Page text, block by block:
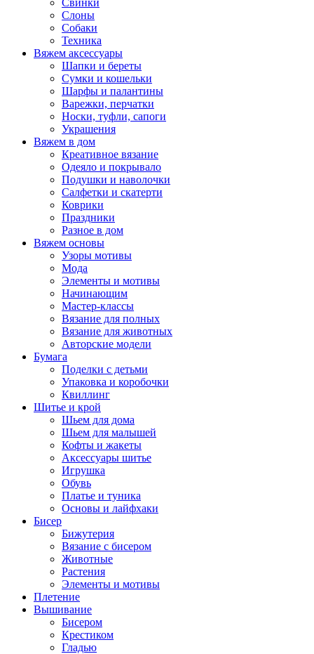
Свинки
Слоны
Собаки
Техника
Вяжем аксессуары
Шапки и береты
Сумки и кошельки
Шарфы и палантины
Варежки, перчатки
Носки, туфли, сапоги
Украшения
Вяжем в дом
Креативное вязание
Одеяло и покрывало
Подушки и наволочки
Салфетки и скатерти
Коврики
Праздники
Разное в дом
Вяжем основы
Узоры мотивы
Мода
Элементы и мотивы
Начинающим
Мастер-классы
Вязание для полных
Вязание для животных
Авторские модели
Бумага
Поделки с детьми
Упаковка и коробочки
Квиллинг
Шитье и крой
Шьем для дома
Шьем для малышей
Кофты и жакеты
Аксессуары шитье
Игрушка
Обувь
Платье и туника
Основы и лайфхаки
Бисер
Бижутерия
Вязание с бисером
Животные
Растения
Элементы и мотивы
Плетение
Вышивание
Бисером
Крестиком
Гладью